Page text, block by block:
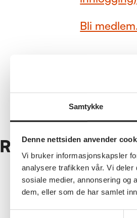
Samtykke
Denne nettsiden anvender
Vi bruker informasjonskapsler
analysere trafikken vår. Vi
sosiale medier, annonsering og
dem, eller som de har samlet
Bli
Relaterte artikler